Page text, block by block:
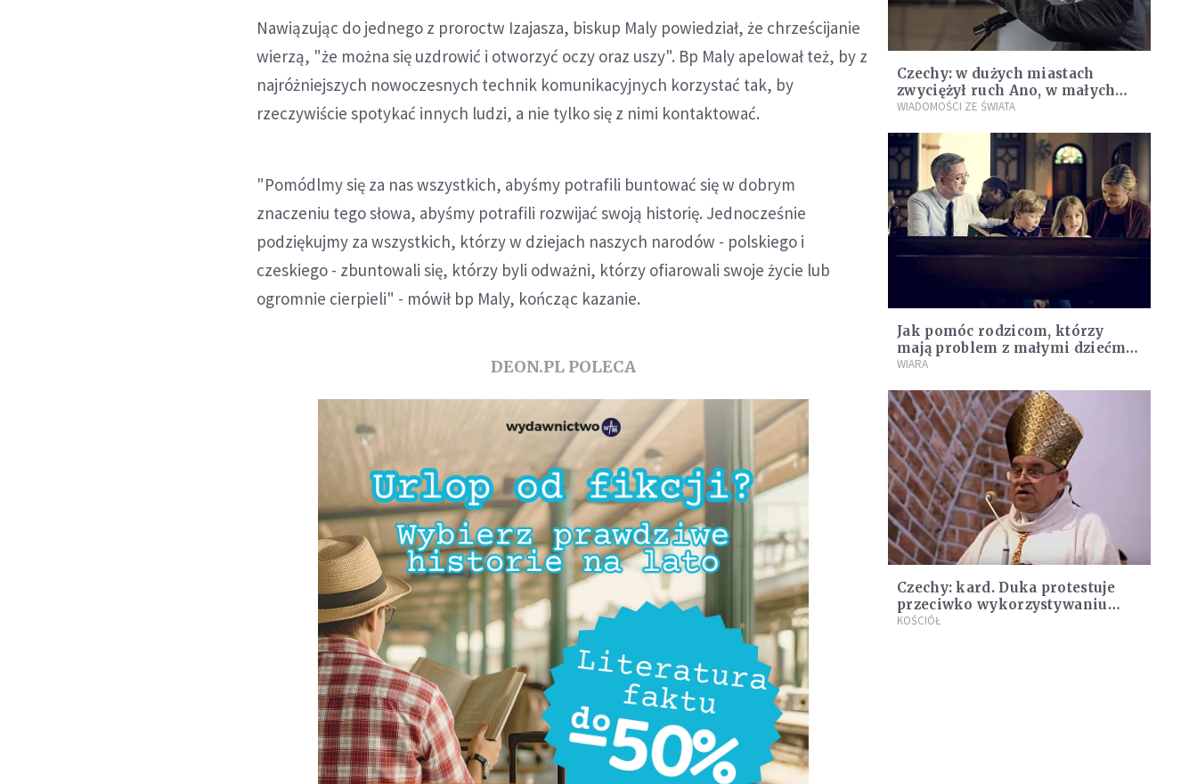
Nawiązując do jednego z proroctw Izajasza, biskup Maly powiedział, że chrześcijanie
wierzą, "że można się uzdrowić i otworzyć oczy oraz uszy". Bp Maly apelował też, by z
najróżniejszych nowoczesnych technik komunikacyjnych korzystać tak, by
rzeczywiście spotykać innych ludzi, a nie tylko się z nimi kontaktować.
"Pomódlmy się za nas wszystkich, abyśmy potrafili buntować się w dobrym
znaczeniu tego słowa, abyśmy potrafili rozwijać swoją historię. Jednocześnie
podziękujmy za wszystkich, którzy w dziejach naszych narodów - polskiego i
czeskiego - zbuntowali się, którzy byli odważni, którzy ofiarowali swoje życie lub
ogromnie cierpieli" - mówił bp Maly, kończąc kazanie.
DEON.PL POLECA
Czechy: w dużych miastach
zwyciężył ruch Ano, w małych
gminach - chadecy. Zaskoczenie
WIADOMOŚCI ZE ŚWIATA
Jak pomóc rodzicom, którzy
mają problem z małymi dziećmi
na mszy
WIARA
Czechy: kard. Duka protestuje
przeciwko wykorzystywaniu
patriotyzmu do walki z
KOŚCIÓŁ